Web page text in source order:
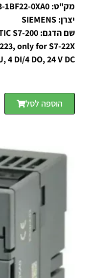
מק"ט: 6ES7 223-1BF22-0XA0
יצרן: SIEMENS
שם הדגם: SIMATIC S7-200
only for S7-22X
4 DI/4 DO, 24 V DC
הוספה לסל